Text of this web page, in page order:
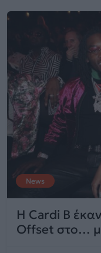
News
Η Cardi B
Offset στο…